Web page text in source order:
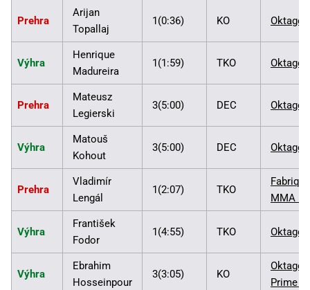
Prehra
Arijan
Topallaj
1(0:36) KO
Výhra
Henrique
Madureira
1(1:59) TKO
Prehra
Mateusz
Legierski
3(5:00) DEC
Výhra
Matouš
Kohout
3(5:00) DEC
Prehra
Vladimír
Lengál
1(2:07) TKO
Fabriq
MMA 1
Výhra
František
Fodor
1(4:55) TKO
Výhra
Ebrahim
Hosseinpour
3(3:05) KO
Oktagon
Prime 5